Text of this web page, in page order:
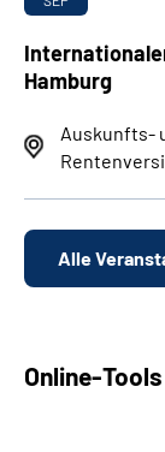
Hamburg
Auskunfts-
Alle
Online-